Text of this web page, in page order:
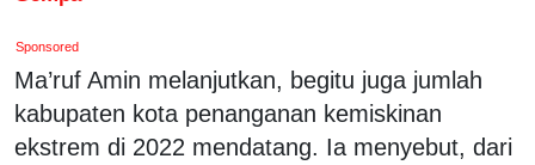
Sponsored
Ma’ruf Amin melanjutkan, begitu juga jumlah
kabupaten kota penanganan kemiskinan
ekstrem di 2022 mendatang. Ia menyebut, dari